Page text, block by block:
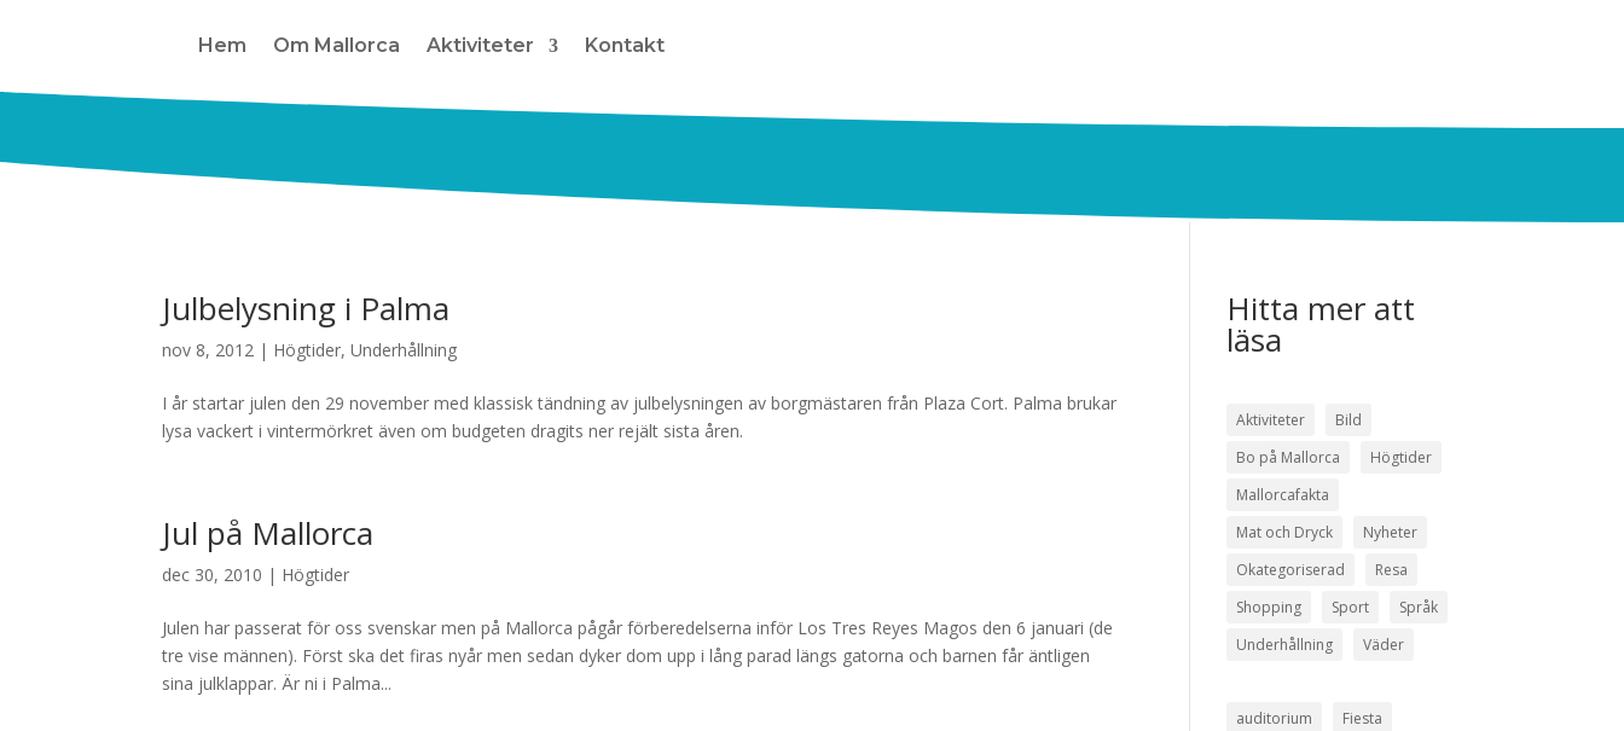
Hem Om Mallorca Aktiviteter Kontakt
Julbelysning i Palma
nov 8, 2012 | Högtider,Underhållning
I år startar julen den 29 november med klassisk tändning av julbelysningen av borgmästaren från Plaza Cort. Palma brukar
lysa vackert i vintermörkret även om budgeten dragits ner rejält sista åren.
Jul på Mallorca
dec 30, 2010 | Högtider
Julen har passerat för oss svenskar men på Mallorca pågår förberedelserna inför Los Tres Reyes Magos den 6 januari (de
tre vise männen). Först ska det firas nyår men sedan dyker dom upp i lång parad längs gatorna och barnen får äntligen
sina julklappar. Är ni i Palma...
Hitta mer att
läsa
Aktiviteter
Bild
Bo på Mallorca
Högtider
Mallorcafakta
Mat och Dryck
Nyheter
Okategoriserad
Resa
Shopping
Sport
Språk
Underhållning
Väder
auditorium
Fiesta